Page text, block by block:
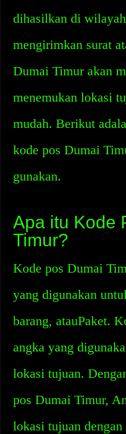
dihasilkan di
mengirimkan surat
Dumai Timur akan
menemukan lokasi
mudah. Berikut
kode pos Dumai
gunakan.
Apa itu Kode
Timur?
Kode pos Dumai
yang digunakan
barang, atauPaket.
angka yang
lokasi tujuan.
pos Dumai Timur,
lokasi tujuan